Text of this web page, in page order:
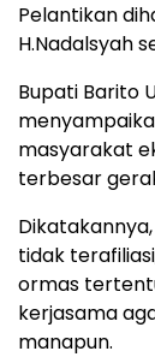
Pelantikan
H.Nadalsyah
Bupati Barito
masyarakat
terbesar
tidak
ormas
kerjasama
manapun.